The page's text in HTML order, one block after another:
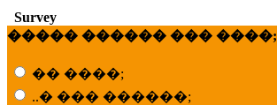
Survey
����� ������ ��� ����;
�� ����;
..� ��� ������;